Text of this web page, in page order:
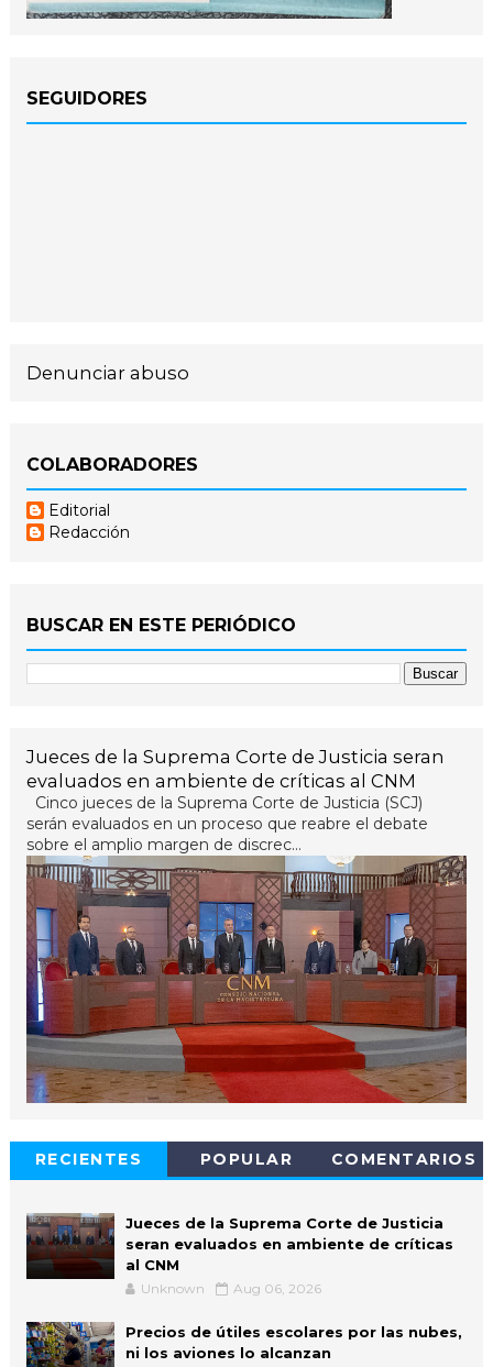
SEGUIDORES
Denunciar abuso
COLABORADORES
Editorial
Redacción
BUSCAR EN ESTE PERIÓDICO
Jueces de la Suprema Corte de Justicia seran
evaluados en ambiente de críticas al CNM
Cinco jueces de la Suprema Corte de Justicia (SCJ)
serán evaluados en un proceso que reabre el debate
sobre el amplio margen de discrec...
RECIENTES POPULAR COMENTARIOS
Jueces de la Suprema Corte de Justicia
seran evaluados en ambiente de críticas
al CNM
Unknown Aug 06, 2026
Precios de útiles escolares por las nubes,
ni los aviones lo alcanzan